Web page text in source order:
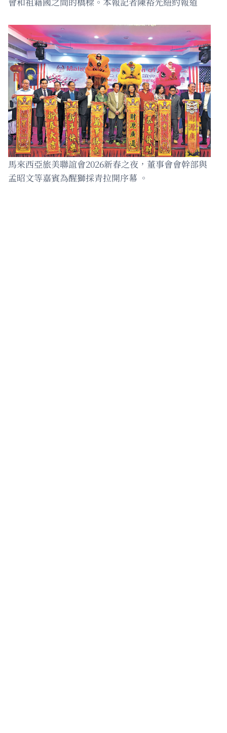
馬來西亞旅美聯誼會2026新春之夜，董事會會幹部與
孟昭文等嘉賓為醒獅採青拉開序幕 。